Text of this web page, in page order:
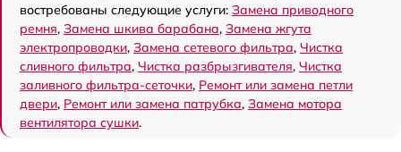
востребованы следующие услуги: Замена приводного
ремня, Замена шкива барабана, Замена жгута
электропроводки, Замена сетевого фильтра, Чистка
сливного фильтра, Чистка разбрызгивателя, Чистка
заливного фильтра-сеточки, Ремонт или замена петли
двери, Ремонт или замена патрубка, Замена мотора
вентилятора сушки.